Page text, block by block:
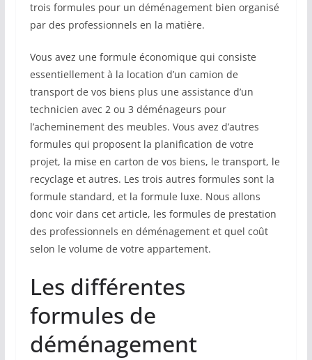
trois formules pour un déménagement bien organisé
par des professionnels en la matière.
Vous avez une formule économique qui consiste
essentiellement à la location d’un camion de
transport de vos biens plus une assistance d’un
technicien avec 2 ou 3 déménageurs pour
l’acheminement des meubles. Vous avez d’autres
formules qui proposent la planification de votre
projet, la mise en carton de vos biens, le transport, le
recyclage et autres. Les trois autres formules sont la
formule standard, et la formule luxe. Nous allons
donc voir dans cet article, les formules de prestation
des professionnels en déménagement et quel coût
selon le volume de votre appartement.
Les différentes
formules de
déménagement